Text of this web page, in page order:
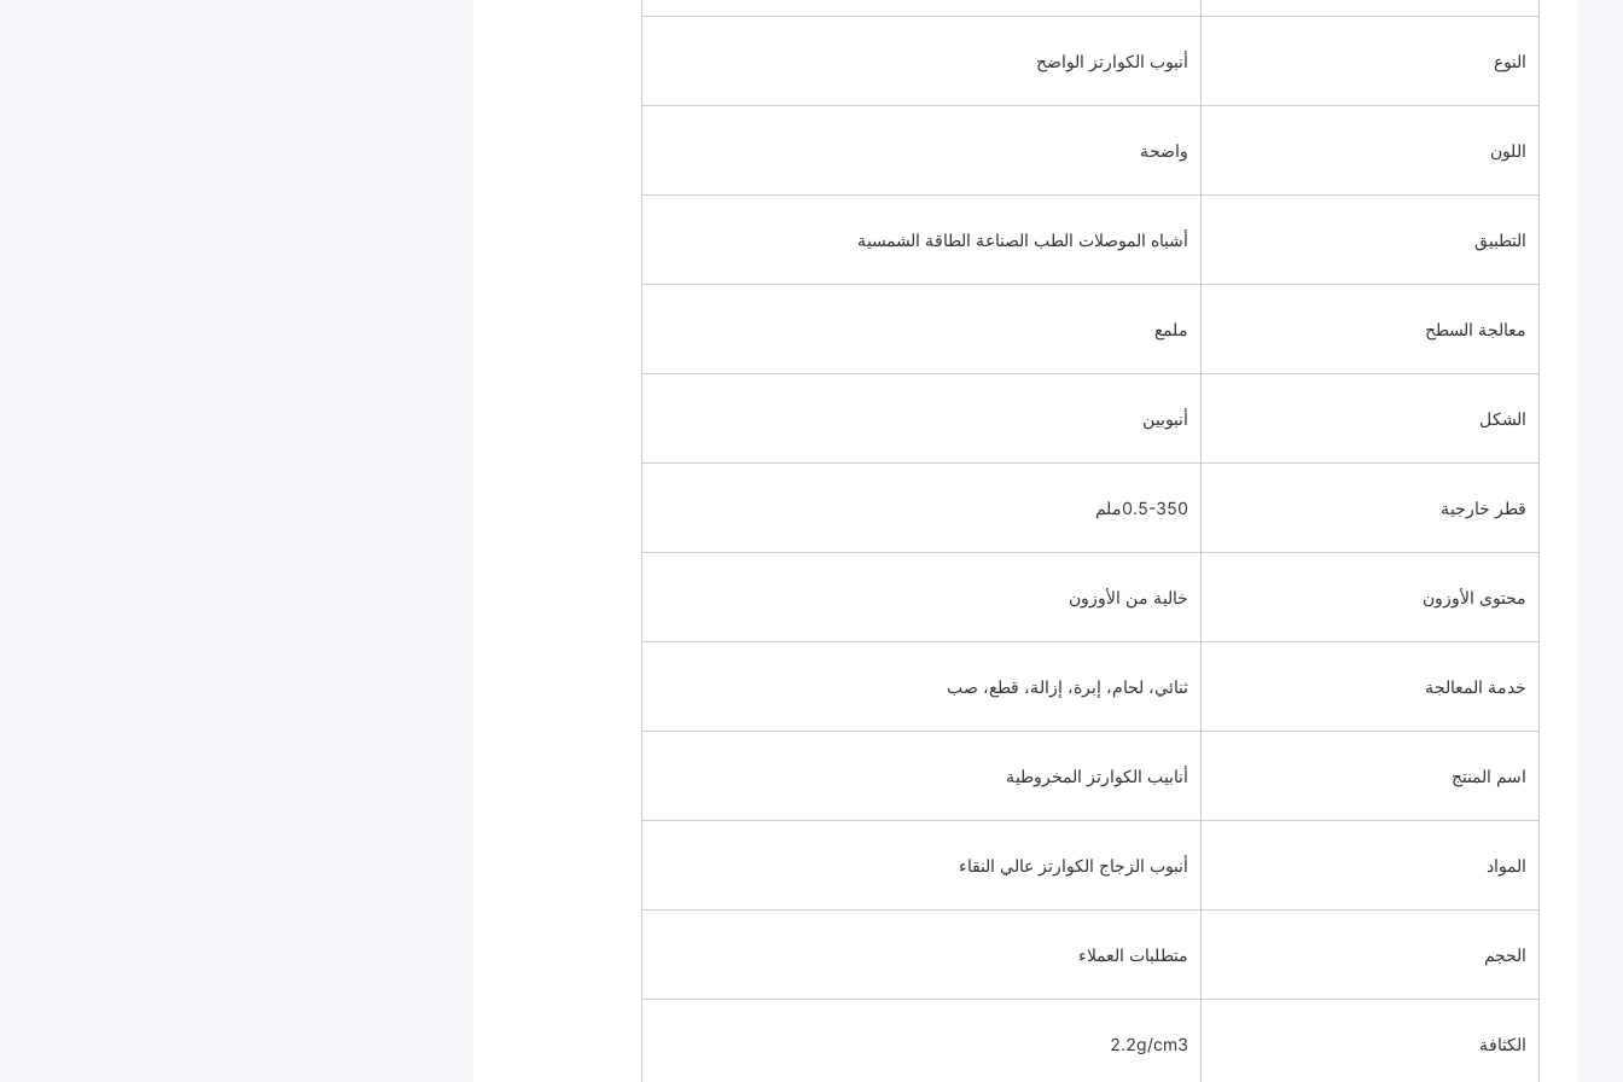
النوع أنبوب الكوارتز الواضح
اللون واضحة
التطبيق أشباه الموصلات الطب الصناعة الطاقة الشمسية
معالجة السطح ملمع
الشكل أنبوبين
قطر خارجية 0.5-350ملم
محتوى الأوزون خالية من الأوزون
خدمة المعالجة ثنائي، لحام، إبرة، إزالة، قطع، صب
اسم المنتج أنابيب الكوارتز المخروطية
المواد أنبوب الزجاج الكوارتز عالي النقاء
الحجم متطلبات العملاء
الكثافة 2.2g/cm3